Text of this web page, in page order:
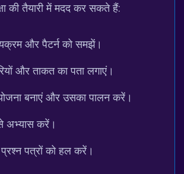
की तैयारी में मदद कर सकते हैं:
और पैटर्न को समझें।
और ताकत का पता लगाएं।
बनाएं और उसका पालन करें।
अभ्यास करें।
प्रश्न पत्रों को हल करें।